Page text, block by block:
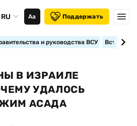
RU Аа Поддержать
и руководства ВСУ
В ИЗРАИЛЕ
УДАЛОСЬ
АСАДА